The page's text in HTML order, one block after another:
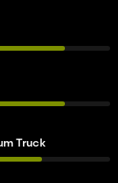
Truck